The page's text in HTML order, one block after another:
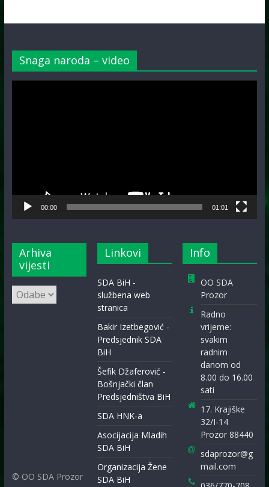
Snaga naroda – video
00:00 01:01
Arhiva
vijesti
Arhiva
vijesti
© OO SDA Prozor
Linkovi
SDA BiH -
službena web
stranica
Bakir Izetbegović -
Predsjednik SDA
BiH
Šefik Džaferović -
Bošnjački član
Predsjedništva BiH
SDA HNK-a
Asocijacija Mladih
SDA BiH
Organizacija Žene
SDA BiH
Info
OO SDA
Prozor
Radno
vrijeme:
svakim
radnim
danom od
8.00 do 16.00
sati
17. Krajiške
32/I-14
Prozor 88440
sdaprozor@g
mail.com